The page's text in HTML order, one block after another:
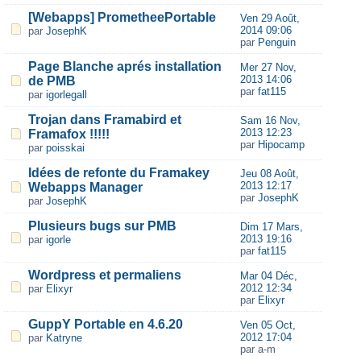
[Webapps] PrometheePortable
par JosephK
Ven 29 Août,
2014 09:06
par Penguin
Page Blanche aprés installation
de PMB
par igorlegall
Mer 27 Nov,
2013 14:06
par fat115
Trojan dans Framabird et
Framafox !!!!!
par poisskai
Sam 16 Nov,
2013 12:23
par Hipocamp
Idées de refonte du Framakey
Webapps Manager
par JosephK
Jeu 08 Août,
2013 12:17
par JosephK
Plusieurs bugs sur PMB
par igorle
Dim 17 Mars,
2013 19:16
par fat115
Wordpress et permaliens
par Elixyr
Mar 04 Déc,
2012 12:34
par Elixyr
GuppY Portable en 4.6.20
par Katryne
Ven 05 Oct,
2012 17:04
par a-m